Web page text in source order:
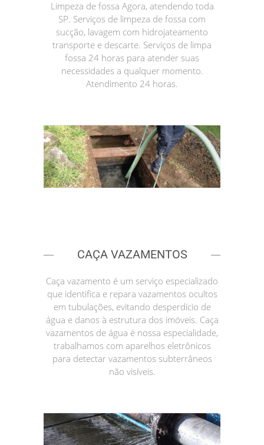
Limpeza de fossa Agora, atendendo toda
SP. Serviços de limpeza de fossa com
sucção, lavagem com hidrojateamento
transporte e descarte. Serviços de limpa
fossa 24 horas para atender suas
necessidades a qualquer momento.
Atendimento 24 horas.
CAÇA VAZAMENTOS
Caça vazamento é um serviço especializado
que identifica e repara vazamentos ocultos
em tubulações, evitando desperdício de
água e danos à estrutura dos imóveis. Caça
vazamentos de água é nossa especialidade,
trabalhamos com aparelhos eletrônicos
para detectar vazamentos subterrâneos
não visíveis.